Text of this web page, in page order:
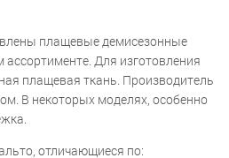
плащевые демисезонные
Для изготовления
плащевая ткань. Производитель
В некоторых моделях, особенно
отличающиеся по: